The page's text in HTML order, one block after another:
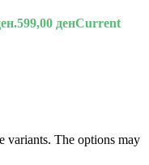
599,00 денCurrent
variants. The options may